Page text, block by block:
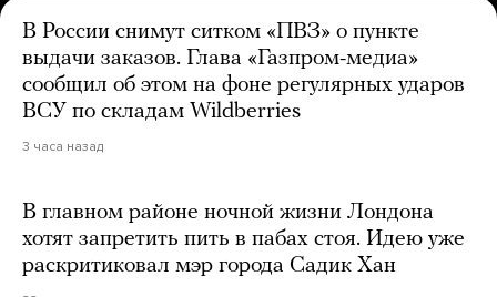
В России снимут ситком «ПВЗ» о пункте
выдачи заказов. Глава «Газпром-медиа»
сообщил об этом на фоне регулярных ударов
ВСУ по складам Wildberries
3 часа назад
В главном районе ночной жизни Лондона
хотят запретить пить в пабах стоя. Идею уже
раскритиковал мэр города Садик Хан